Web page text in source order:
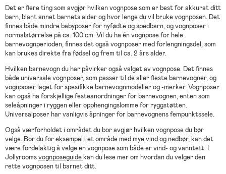
Det er flere ting som avgjør hvilken vognpose som er best for akkurat ditt
barn, blant annet barnets alder og hvor lenge du vil bruke vognposen. Det
finnes både mindre babyposer for nyfødte og spedbarn, og vognposer i
normalstørrelse på ca. 100 cm. Vil du ha én vognpose for hele
barnevognperioden, finnes det også vognposer med forlengningsdel, som
kan brukes direkte fra fødsel og frem til ca. 2 års alder.
Hvilken barnevogn du har påvirker også valget av vognpose. Det finnes
både universale vognposer, som passer til de aller fleste barnevogner, og
vognposer laget for spesifikke barnevognmodeller og -merker. Vognposer
kan også ha forskjellige festeanordninger for barnevognen, enten som
seleåpninger i ryggen eller opphengingslomme for ryggstøtten.
Universalposer har vanligvis åpninger for barnevognens fempunktssele.
Også værforholdet i området du bor avgjør hvilken vognpose du bør
velge. Bor du for eksempel i et område med mye vind og nedbør, kan det
være fordelaktig å velge en vognpose som både er vind- og vanntett. I
Jollyroomsvognposeguidekan du lese mer om hvordan du velger den
rette vognposen til barnet ditt.